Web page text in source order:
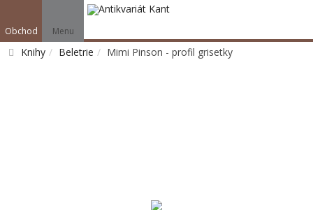
Obchod Menu
Knihy Beletrie Mimi Pinson - profil grisetky